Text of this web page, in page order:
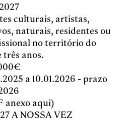
2027
culturais, artistas,
naturais, residentes ou
no território do
três anos.
a 10.01.2026 - prazo
anexo aqui)
A NOSSA VEZ